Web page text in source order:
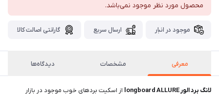
محصول مورد نظر موجود نمی‌باشد.
موجود در انبار ارسال سریع گارانتی اصالت کالا
معرفی مشخصات دیدگاه‌ها
لانگ برد الور longboard ALLURE
از اسکیت بردهای خوب موجود در بازار